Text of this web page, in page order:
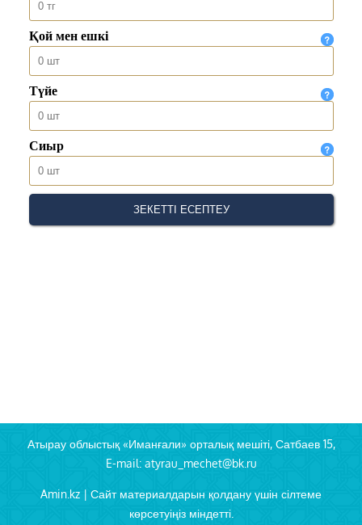
Атырау облыстық «Иманғали» орталық мешіті, Сатбаев 15,
E-mail: atyrau_mechet@bk.ru
Amin.kz | Сайт материалдарын қолдану үшін сілтеме
көрсетуіңіз міндетті.